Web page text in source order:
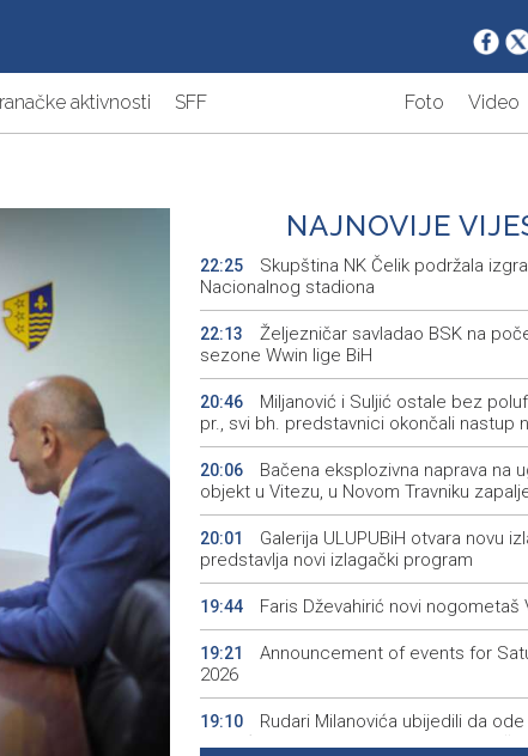
aktivnosti SFF Foto Video
NAJNOVIJE
22:25
Skupština NK Čelik podržala
Nacionalnog stadiona
22:13
Željezničar savladao BSK na
sezone Wwin lige BiH
20:46
Miljanović i Suljić ostale bez
pr., svi bh. predstavnici okončali nastup
20:06
Bačena eksplozivna naprava na
objekt u Vitezu, u Novom Travniku
20:01
Galerija ULUPUBiH otvara novu
predstavlja novi izlagački program
19:44 Faris Dževahirić novi nogometaš
19:21
Announcement of events for
2026
19:10
Rudari Milanovića ubijedili da
se već ponovo vratio u jamu